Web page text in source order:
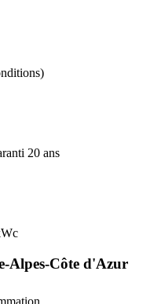
20 ans
Alpes-Côte d'Azur